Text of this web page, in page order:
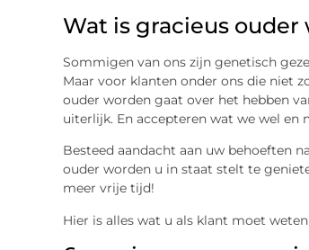
Wat is gracieus ouder
Sommigen van ons zijn genetisch
Maar voor klanten onder ons die niet
ouder worden gaat over het hebben
uiterlijk. En accepteren wat we wel en
Besteed aandacht aan uw behoeften
ouder worden u in staat stelt te
meer vrije tijd!
Hier is alles wat u als klant moet